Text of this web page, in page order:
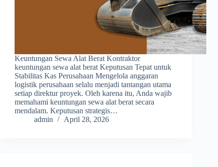
Keuntungan Sewa Alat Berat Kontraktor
keuntungan sewa alat berat Keputusan Tepat untuk
Stabilitas Kas Perusahaan Mengelola anggaran
logistik perusahaan selalu menjadi tantangan utama
setiap direktur proyek. Oleh karena itu, Anda wajib
memahami keuntungan sewa alat berat secara
mendalam. Keputusan strategis…
admin
April 28, 2026